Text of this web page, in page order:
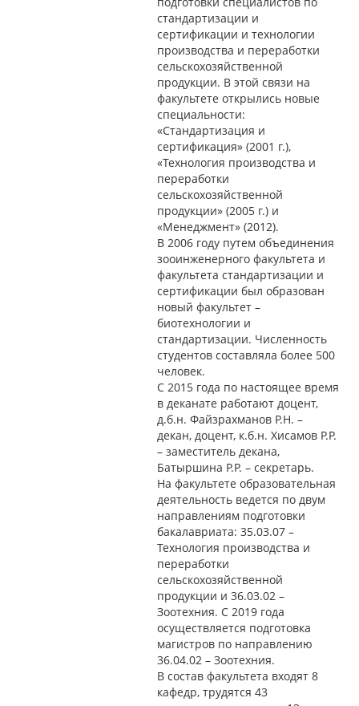
стандартизации и
сертификации и технологии
производства и переработки
сельскохозяйственной
продукции. В этой связи на
факультете открылись новые
специальности:
«Стандартизация и
сертификация» (2001 г.),
«Технология производства и
переработки
сельскохозяйственной
продукции» (2005 г.) и
«Менеджмент» (2012).
В 2006 году путем объединения
зооинженерного факультета и
факультета стандартизации и
сертификации был образован
новый факультет –
биотехнологии и
стандартизации. Численность
студентов составляла более 500
человек.
С 2015 года по настоящее время
в деканате работают доцент,
д.б.н. Файзрахманов Р.Н. –
декан, доцент, к.б.н. Хисамов Р.Р.
– заместитель декана,
Батыршина Р.Р. – секретарь.
На факультете образовательная
деятельность ведется по двум
направлениям подготовки
бакалавриата: 35.03.07 –
Технология производства и
переработки
сельскохозяйственной
продукции и 36.03.02 –
Зоотехния. С 2019 года
осуществляется подготовка
магистров по направлению
36.04.02 – Зоотехния.
В состав факультета входят 8
кафедр, трудятся 43